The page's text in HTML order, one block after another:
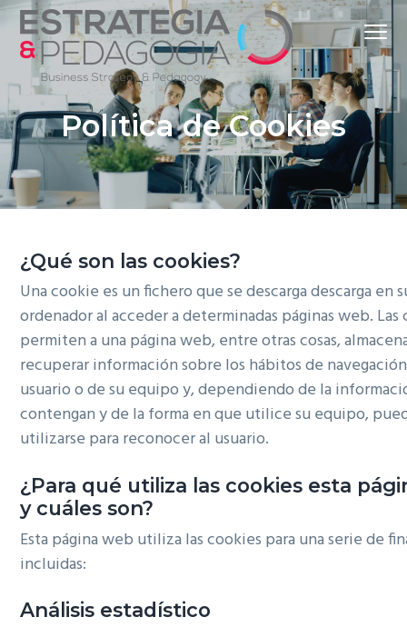
S
p
t
o
p
i
S
p
t
o
m
a
i
S
p
t
o
o
o
Estratègia & Pedagogia
Fes
créixer
la
teva
empresa
Menu
Política de Cookies
¿Qué son las cookies?
Una cookie es un fichero que se descarga descarga en
ordenador al acceder a determinadas páginas web. Las
permiten a una página web, entre otras cosas,
recuperar información sobre los hábitos de
usuario o de su equipo y, dependiendo de la
contengan y de la forma en que utilice su equipo,
utilizarse para reconocer al usuario.
¿Para qué utiliza las cookies esta
y cuáles son?
Esta página web utiliza las cookies para una serie de
incluidas:
Análisis estadístico